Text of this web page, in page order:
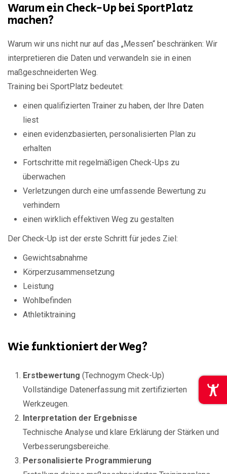
Warum ein Check-Up bei SportPlatz
machen?
Warum wir uns nicht nur auf das „Messen“ beschränken: Wir
interpretieren die Daten und verwandeln sie in einen
maßgeschneiderten Weg.
Training bei SportPlatz bedeutet:
einen qualifizierten Trainer zu haben, der Ihre Daten
liest
einen evidenzbasierten, personalisierten Plan zu
erhalten
Fortschritte mit regelmäßigen Check-Ups zu
überwachen
Verletzungen durch eine umfassende Bewertung zu
verhindern
einen wirklich effektiven Weg zu gestalten
Der Check-Up ist der erste Schritt für jedes Ziel:
Gewichtsabnahme
Körperzusammensetzung
Leistung
Wohlbefinden
Athletiktraining
Wie funktioniert der Weg?
Erstbewertung (Technogym Check-Up)
Vollständige Datenerfassung mit zertifizierten
Werkzeugen.
Interpretation der Ergebnisse
Technische Analyse und klare Erklärung der Stärken und
Verbesserungsbereiche.
Personalisierte Programmierung